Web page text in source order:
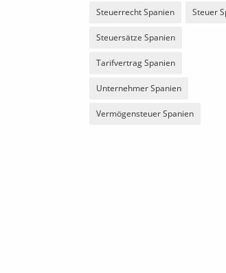
Steuerrecht Spanien Steuer
Steuersätze Spanien
Tarifvertrag Spanien
Unternehmer Spanien
Vermögensteuer Spanien